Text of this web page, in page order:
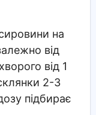
на
від
від 1
2-3
підбирає